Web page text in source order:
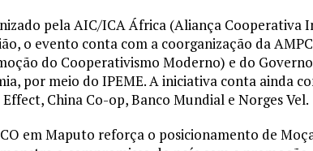
pela AIC/ICA África (Aliança Cooperativa
o evento conta com a coorganização da
do Cooperativismo Moderno) e do
por meio do IPEME. A iniciativa conta ainda
Effect, China Co-op, Banco Mundial e Norges Vel.
em Maputo reforça o posicionamento de